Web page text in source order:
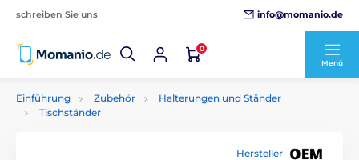
schreiben Sie uns info@momanio.de
0
Menü
Einführung Zubehör
Halterungen und Ständer
Tischständer
Hersteller